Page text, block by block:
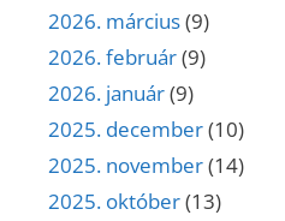
2026. március(9)
2026. február(9)
2026. január(9)
2025. december(10)
2025. november(14)
2025. október(13)